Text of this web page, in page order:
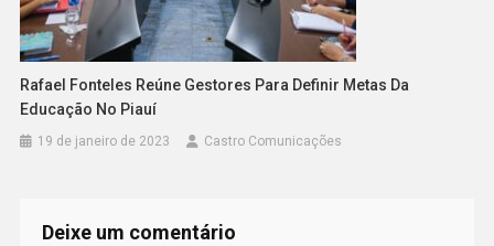
Rafael Fonteles Reúne Gestores Para Definir Metas Da
Educação No Piauí
19 de janeiro de 2023 Castro Comunicações
Deixe um comentário